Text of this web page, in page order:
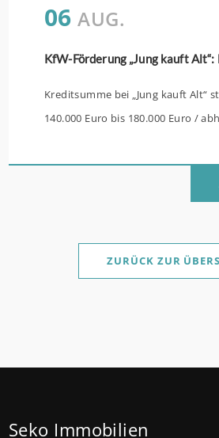
06 AUG.
Kreditsumme bei „Jung kauft Alt“
140.000 Euro bis 180.000 Euro /
verbilligt: Heutiger Zins bei 0,53
35 Jahren Laufzeit und 10 Jahren
Sanierung in Einzelmaßnahmen
kaufen, die sie selbst bewohnen
ZURÜCK ZUR
Seko Immobilien